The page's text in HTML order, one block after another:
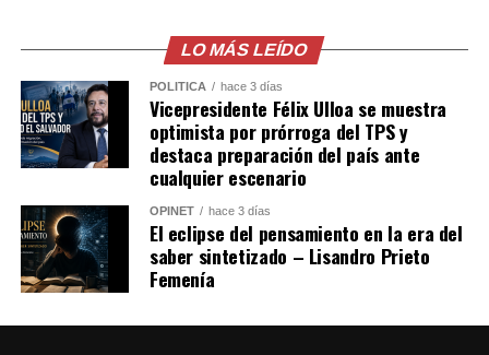
LO MÁS LEÍDO
POLÍTICA hace 3 días
Vicepresidente Félix Ulloa se muestra
optimista por prórroga del TPS y
destaca preparación del país ante
cualquier escenario
OPINET hace 3 días
El eclipse del pensamiento en la era del
saber sintetizado – Lisandro Prieto
Femenía